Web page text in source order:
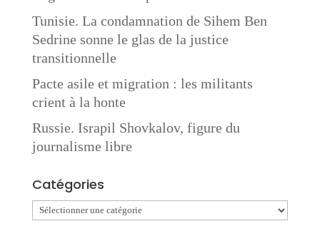
Tunisie. La condamnation de Sihem Ben
Sedrine sonne le glas de la justice
transitionnelle
Pacte asile et migration : les militants
crient à la honte
Russie. Israpil Shovkalov, figure du
journalisme libre
Catégories
Catégories